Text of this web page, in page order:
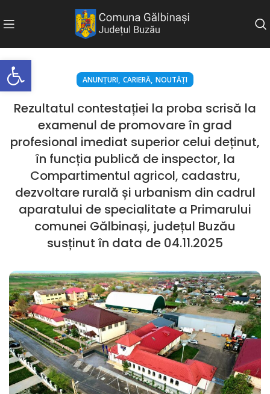
Deschide bara de unelte
ANUNȚURI, CARIERĂ, NOUTĂȚI
Rezultatul contestației la proba scrisă la
examenul de promovare în grad
profesional imediat superior celui deținut,
în funcția publică de inspector, la
Compartimentul agricol, cadastru,
dezvoltare rurală și urbanism din cadrul
aparatului de specialitate a Primarului
comunei Gălbinași, județul Buzău
susținut în data de 04.11.2025